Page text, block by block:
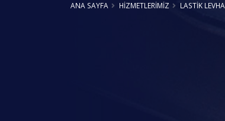
ANA SAYFA HİZMETLERİMİZ LASTİK LEVHA